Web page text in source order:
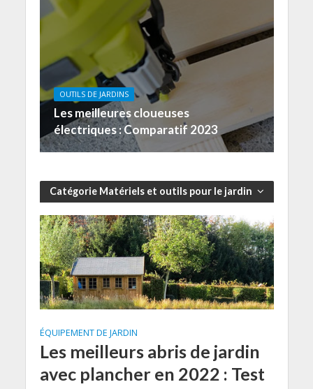
OUTILS DE JARDINS
Les meilleures cloueuses
électriques : Comparatif 2023
Catégorie Matériels et outils pour le jardin
ÉQUIPEMENT DE JARDIN
Les meilleurs abris de jardin
avec plancher en 2022 : Test